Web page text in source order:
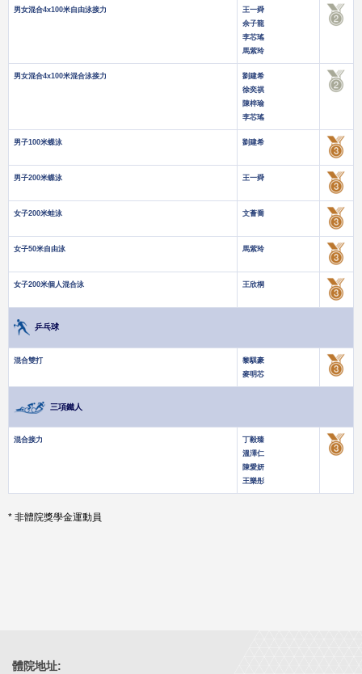
男女混合4x100米自由泳接力
王一舜
余子龍
李芯瑤
馬紫玲
男女混合4x100米混合泳接力
劉建希
徐奕祺
陳梓瑜
李芯瑤
男子100米蝶泳 劉建希
男子200米蝶泳 王一舜
女子200米蛙泳 文薈喬
女子50米自由泳 馬紫玲
女子200米個人混合泳 王欣桐
乒乓球
混合雙打
黎騏豪
麥明芯
三項鐵人
混合接力
丁毅臻
溫澤仁
陳愛妍
王樂彤
* 非體院獎學金運動員
體院地址: